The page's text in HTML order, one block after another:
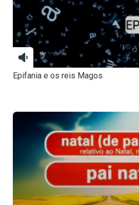
Epifania e os reis Magos